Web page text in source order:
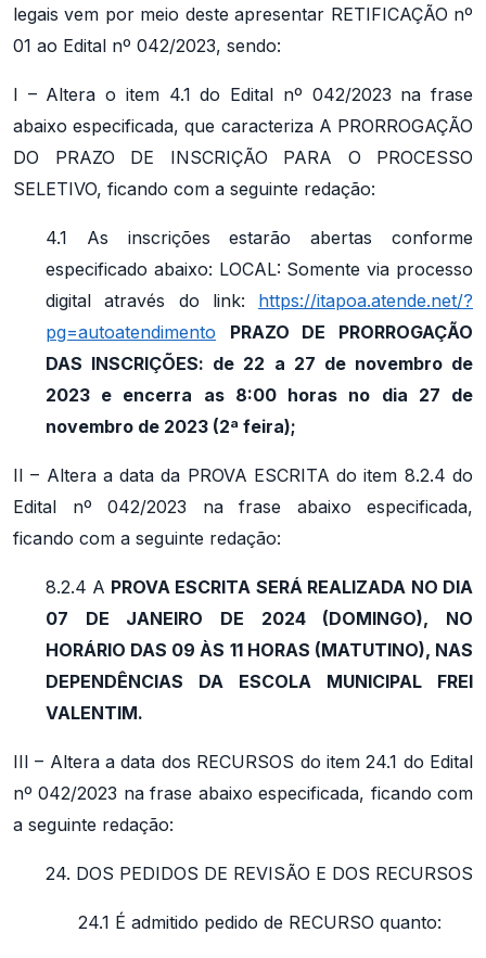
legais vem por meio deste apresentar RETIFICAÇÃO nº
01 ao Edital nº 042/2023, sendo:
I – Altera o item 4.1 do Edital nº 042/2023 na frase
abaixo especificada, que caracteriza A PRORROGAÇÃO
DO PRAZO DE INSCRIÇÃO PARA O PROCESSO
SELETIVO, ficando com a seguinte redação:
4.1 As inscrições estarão abertas conforme
especificado abaixo: LOCAL: Somente via processo
digital através do link: https://itapoa.atende.net/?
pg=autoatendimento
PRAZO DE PRORROGAÇÃO
DAS INSCRIÇÕES: de 22 a 27 de novembro de
2023 e encerra as 8:00 horas no dia 27 de
novembro de 2023 (2ª feira);
II – Altera a data da PROVA ESCRITA do item 8.2.4 do
Edital nº 042/2023 na frase abaixo especificada,
ficando com a seguinte redação:
8.2.4 A PROVA ESCRITA SERÁ REALIZADA NO DIA
07 DE JANEIRO DE 2024 (DOMINGO), NO
HORÁRIO DAS 09 ÀS 11 HORAS (MATUTINO), NAS
DEPENDÊNCIAS DA ESCOLA MUNICIPAL FREI
VALENTIM.
III – Altera a data dos RECURSOS do item 24.1 do Edital
nº 042/2023 na frase abaixo especificada, ficando com
a seguinte redação:
24. DOS PEDIDOS DE REVISÃO E DOS RECURSOS
24.1 É admitido pedido de RECURSO quanto: